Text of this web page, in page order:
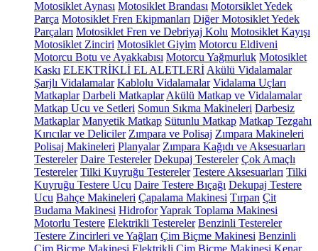
Motosiklet Aynası Motosiklet Brandası Motorsiklet Yedek
Parça Motosiklet Fren Ekipmanları Diğer Motosiklet Yedek
Parçaları Motosiklet Fren ve Debriyaj Kolu Motosiklet Kayışı
Motosiklet Zinciri Motosiklet Giyim Motorcu Eldiveni
Motorcu Botu ve Ayakkabısı Motorcu Yağmurluk Motosiklet
Kaskı ELEKTRİKLİ EL ALETLERİ Akülü Vidalamalar
Şarjlı Vidalamalar Kablolu Vidalamalar Vidalama Uçları
Matkaplar Darbeli Matkaplar Akülü Matkap ve Vidalamalar
Matkap Ucu ve Setleri Somun Sıkma Makineleri Darbesiz
Matkaplar Manyetik Matkap Sütunlu Matkap Matkap Tezgahı
Kırıcılar ve Deliciler Zımpara ve Polisaj Zımpara Makineleri
Polisaj Makineleri Planyalar Zımpara Kağıdı ve Aksesuarları
Testereler Daire Testereler Dekupaj Testereler Çok Amaçlı
Testereler Tilki Kuyruğu Testereler Testere Aksesuarları Tilki
Kuyruğu Testere Ucu Daire Testere Bıçağı Dekupaj Testere
Ucu Bahçe Makineleri Çapalama Makinesi Tırpan Çit
Budama Makinesi HidroforYaprak Toplama Makinesi
Motorlu Testere Elektrikli Testereler Benzinli Testereler
Testere Zincirleri ve Yağları Çim Biçme Makinesi Benzinli
Çim Biçme Makinesi Elektrikli Çim Biçme Makinesi Kenar